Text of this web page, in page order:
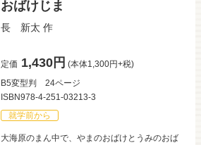
おばけじま
長 新太 作
定価 1,430円 (本体1,300円+税)
B5変型判
24ページ
ISBN978-4-251-03213-3
就学前から
大海原のまん中で、やまのおばけとうみのおば